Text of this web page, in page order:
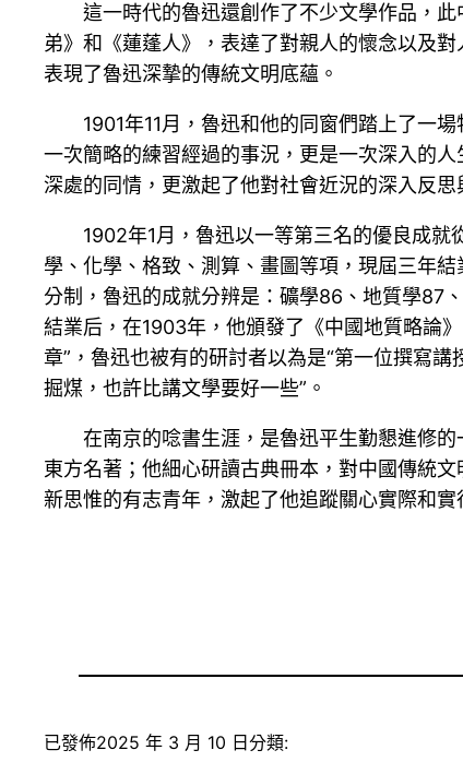
這一時代的魯迅還創作了不少文學作品，
弟》和《蓮蓬人》，表達了對親人的懷念以及
表現了魯迅深摯的傳統文明底蘊。
1901年11月，魯迅和他的同窗們踏上了一
一次簡略的練習經過的事況，更是一次深入的
深處的同情，更激起了他對社會近況的深入反思
1902年1月，魯迅以一等第三名的優良成
學、化學、格致、測算、畫圖等項，現屆三年
分制，魯迅的成就分辨是：礦學86、地質學87
結業后，在1903年，他頒發了《中國地質略論
章”，魯迅也被有的研討者以為是“第一位撰寫
掘煤，也許比講文學要好一些”。
在南京的唸書生涯，是魯迅平生勤懇進修
東方名著；他細心研讀古典冊本，對中國傳統
新思惟的有志青年，激起了他追蹤關心實際和
已發佈2025 年 3 月 10 日 分類: